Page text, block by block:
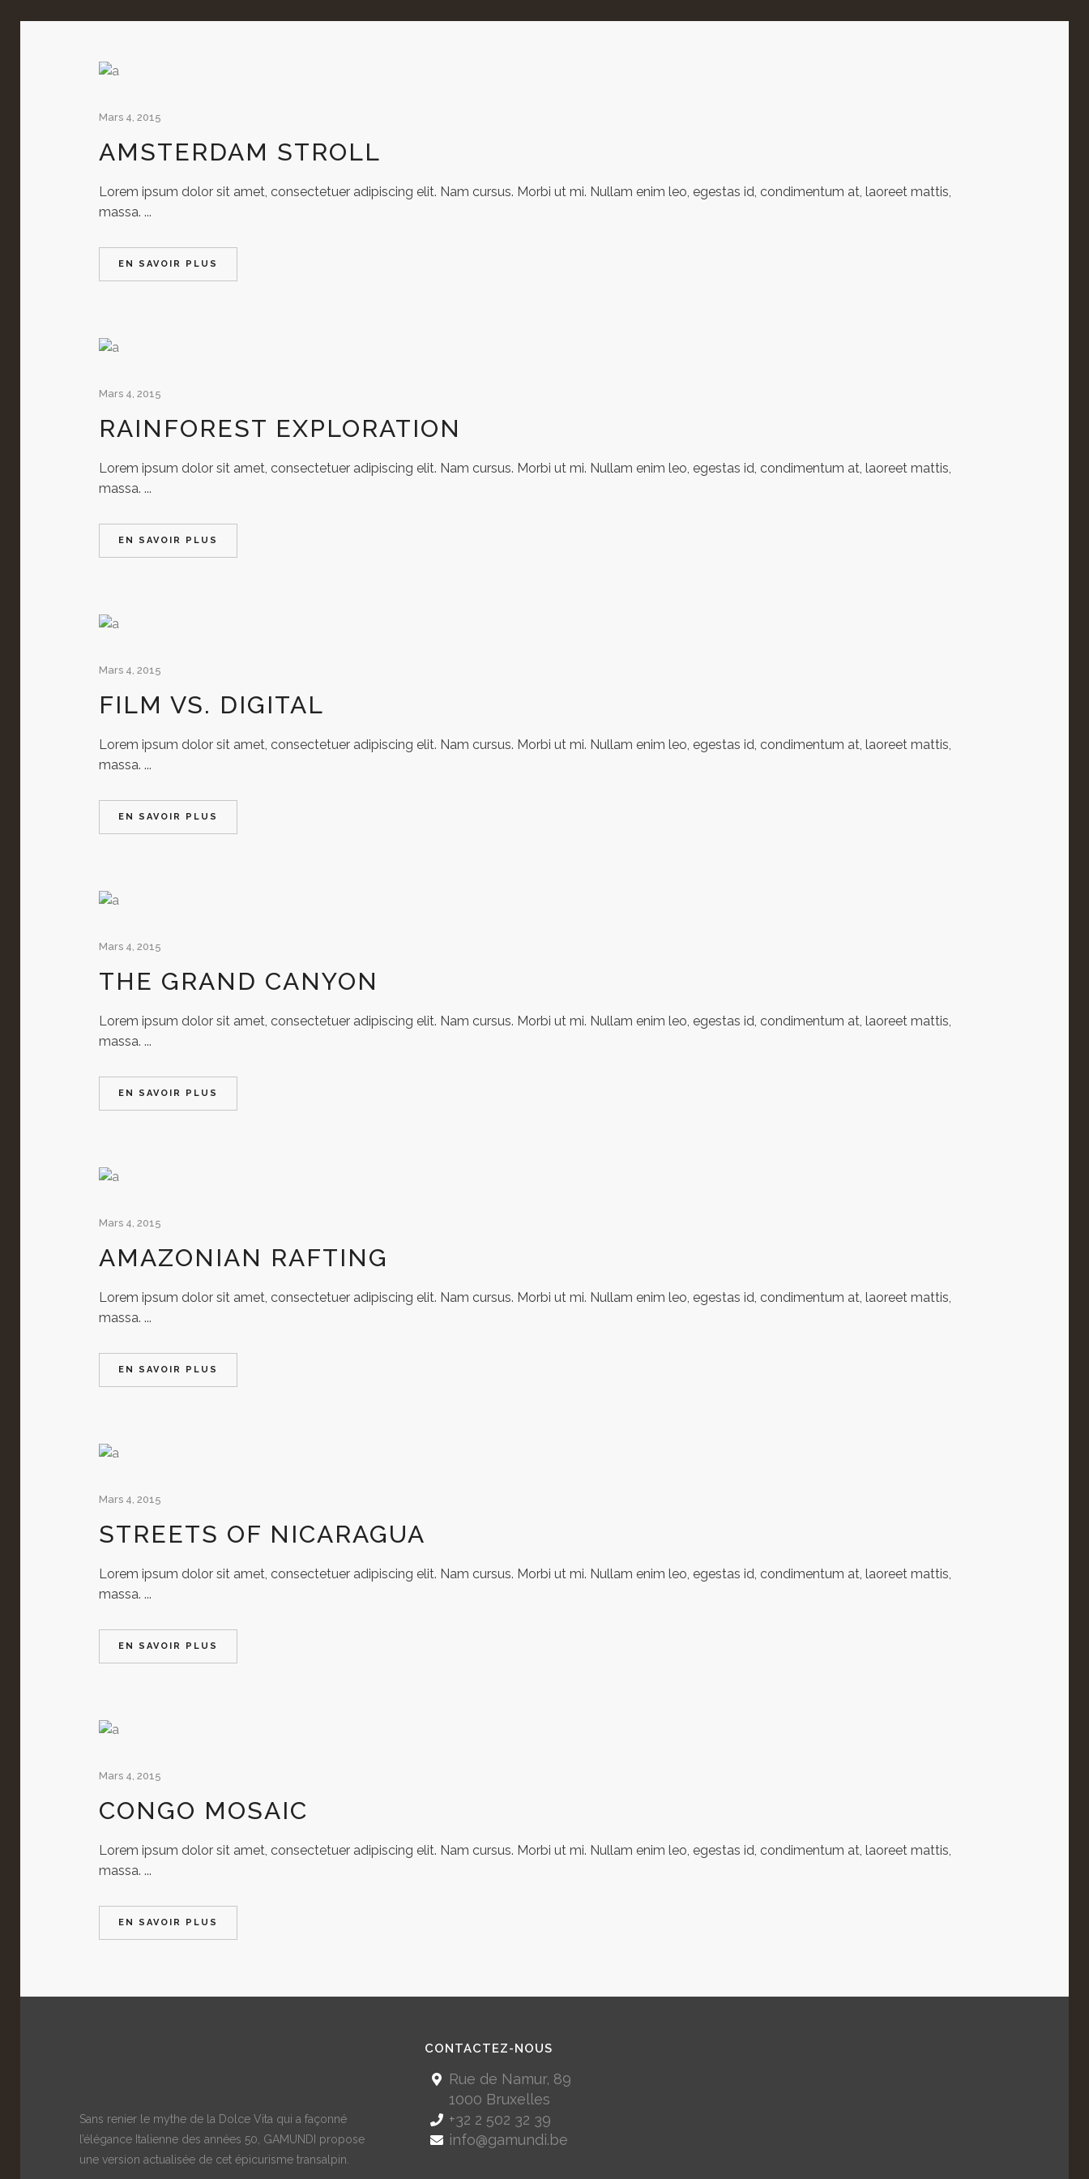
Mars 4, 2015
AMSTERDAM STROLL
Lorem ipsum dolor sit amet, consectetuer adipiscing elit. Nam cursus. Morbi ut mi. Nullam enim leo, egestas id, condimentum at, laoreet mattis,
massa. ...
EN SAVOIR PLUS
Mars 4, 2015
RAINFOREST EXPLORATION
Lorem ipsum dolor sit amet, consectetuer adipiscing elit. Nam cursus. Morbi ut mi. Nullam enim leo, egestas id, condimentum at, laoreet mattis,
massa. ...
EN SAVOIR PLUS
Mars 4, 2015
FILM VS. DIGITAL
Lorem ipsum dolor sit amet, consectetuer adipiscing elit. Nam cursus. Morbi ut mi. Nullam enim leo, egestas id, condimentum at, laoreet mattis,
massa. ...
EN SAVOIR PLUS
Mars 4, 2015
THE GRAND CANYON
Lorem ipsum dolor sit amet, consectetuer adipiscing elit. Nam cursus. Morbi ut mi. Nullam enim leo, egestas id, condimentum at, laoreet mattis,
massa. ...
EN SAVOIR PLUS
Mars 4, 2015
AMAZONIAN RAFTING
Lorem ipsum dolor sit amet, consectetuer adipiscing elit. Nam cursus. Morbi ut mi. Nullam enim leo, egestas id, condimentum at, laoreet mattis,
massa. ...
EN SAVOIR PLUS
Mars 4, 2015
STREETS OF NICARAGUA
Lorem ipsum dolor sit amet, consectetuer adipiscing elit. Nam cursus. Morbi ut mi. Nullam enim leo, egestas id, condimentum at, laoreet mattis,
massa. ...
EN SAVOIR PLUS
Mars 4, 2015
CONGO MOSAIC
Lorem ipsum dolor sit amet, consectetuer adipiscing elit. Nam cursus. Morbi ut mi. Nullam enim leo, egestas id, condimentum at, laoreet mattis,
massa. ...
EN SAVOIR PLUS
Sans renier le mythe de la Dolce Vita qui a façonné
l’élégance Italienne des années 50, GAMUNDI propose
une version actualisée de cet épicurisme transalpin.
CONTACTEZ-NOUS
Rue de Namur, 89
1000 Bruxelles
+32 2 502 32 39
info@gamundi.be